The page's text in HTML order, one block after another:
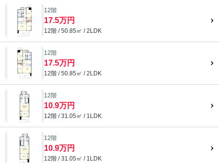
12階
17.5万円
12階 / 50.85㎡ / 2LDK
12階
17.5万円
12階 / 50.85㎡ / 2LDK
12階
10.9万円
12階 / 31.05㎡ / 1LDK
12階
10.9万円
12階 / 31.05㎡ / 1LDK